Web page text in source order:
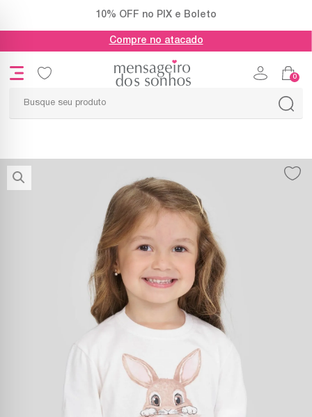
10% OFF no PIX e Boleto
Compre no atacado
0